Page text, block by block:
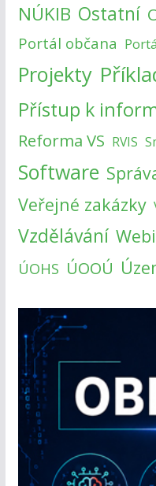
NÚKIB Ostatní
Portál občana
Projekty
Přístup k
Reforma VS RVIS
Software
Veřejné zakázky
Vzdělávání
ÚOHS ÚOOÚ